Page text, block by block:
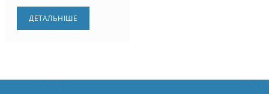
ДЕТАЛЬНIШЕ